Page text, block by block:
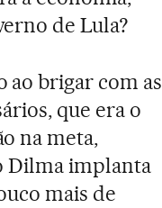
de Lula?
ao brigar com as
que era o
na meta,
Dilma implanta
mais de